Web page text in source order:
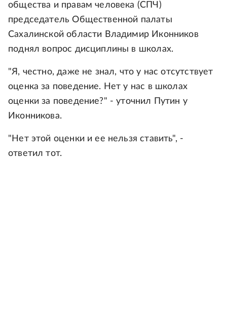
общества и правам человека (СПЧ)
председатель Общественной палаты
Сахалинской области Владимир Иконников
поднял вопрос дисциплины в школах.
"Я, честно, даже не знал, что у нас отсутствует
оценка за поведение. Нет у нас в школах
оценки за поведение?" - уточнил Путин у
Иконникова.
"Нет этой оценки и ее нельзя ставить", -
ответил тот.